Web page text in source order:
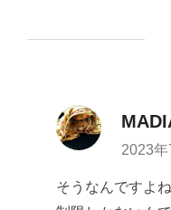
2023
そうなんですよ